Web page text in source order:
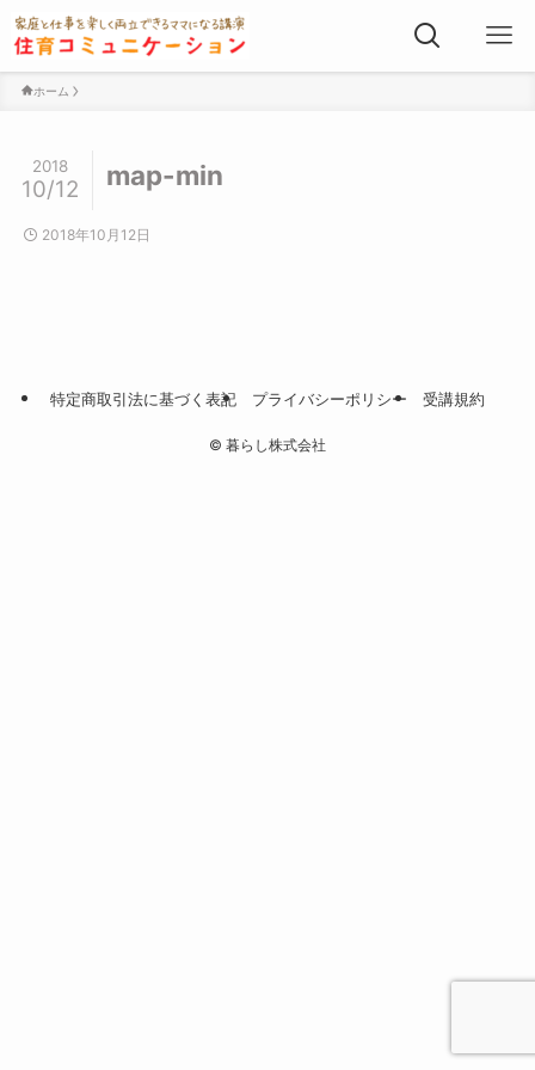
ホーム
map-min
2018
10/12
2018年10月12日
特定商取引法に基づく表記 プライバシーポリシー 受講規約
© 暮らし株式会社